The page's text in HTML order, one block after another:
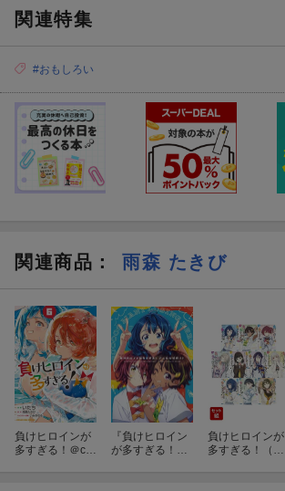
関連特集
#おもしろい
関連商品 ： 雨森 たきび
負けヒロインが
多すぎる！＠co
『負けヒロイン
が多すぎる！』
負けヒロインが
多すぎる！（ガ